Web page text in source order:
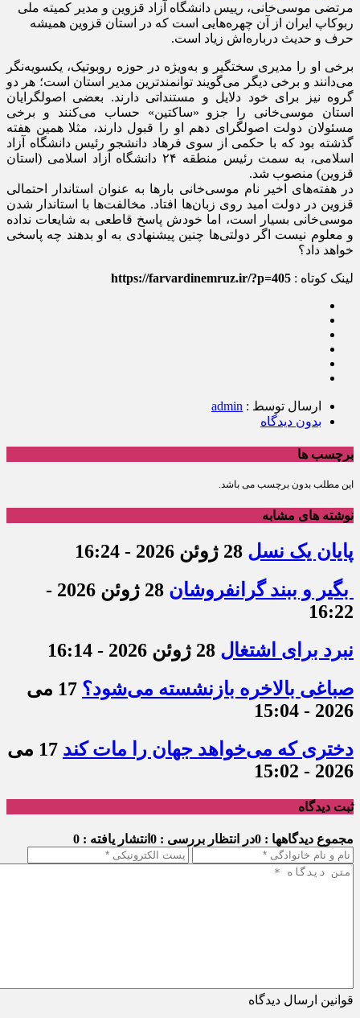
مرتضی‌ موسی‌خانی، رییس دانشگاه آزاد قزوین و مدیر کمیته ملی
ربوکاپ ایران از آن چهره‌هایی است که در استان قزوین همیشه
حرف و حدیث درباره‌اش زیاد است.
برخی او را مدیری سختگیر و به‌ویژه در حوزه روبوتیک، یکسویه‌نگر
می‌دانند و برخی دیگر می‌گویند توانمندترین مدیر استان است؛ هر دو
گروه نیز برای خود دلایل و مستنداتی دارند. بعضی اصولگرایان
استان موسی‌خانی را جزو «ساکتین» حساب می‌کنند و برخی
مسئولان دولت اصولگرای دهم او را قبول دارند، مثلا همین هفته
گذشته بود که با حکمی از سوی فرهاد دانشجو رئیس دانشگاه آزاد
اسلامی، به سمت رئیس منطقه ۲۴ دانشگاه آزاد اسلامی (استان
قزوین) منصوب شد.
در هفته‌های اخیر نام موسی‌خانی بارها به عنوان استاندار احتمالی
قزوین در دولت امید روی زبان‌ها افتاد. مخالفت‌ها با استاندار شدن
موسی‌خانی بسیار است، اما خودش پاسخ قاطعی به شایعات نداده
و معلوم نیست اگر دولتی‌ها چنین پیشنهادی به او بدهند چه پاسخی
خواهد داد؟
لینک کوتاه : https://farvardinemruz.ir/?p=405
ارسال توسط : admin
بدون دیدگاه
برچسب ها
این مطلب بدون برچسب می باشد.
نوشته های مشابه
پایان یک نسل 28 ژوئن 2026 - 16:24
بگیر و ببند گرانفروشان
28 ژوئن 2026 -
16:22
نبرد برای اشتغال 28 ژوئن 2026 - 16:14
صباغی بالاخره بازنشسته می‌شود؟
17 می
2026 - 15:04
دختری که می‌خواهد جهان را مات کند
17 می
2026 - 15:02
ثبت دیدگاه
مجموع دیدگاهها : 0 در انتظار بررسی : 0 انتشار یافته : 0
قوانین ارسال دیدگاه